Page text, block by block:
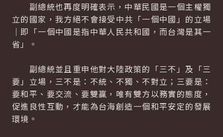
副總統也再度明確表示，中華民國是一個主權獨
立的國家，我方絕不會接受中共「一個中國」的立場
｜即「一個中國是指中華人民共和國，而台灣是其一
省」。
副總統並且重申他對大陸政策的「三不」及「三
要」立場，三不是：不統、不獨、不對立；三要是：
要和平、要交流、要雙贏，唯有雙方以務實的態度，
促進良性互動，才能為台海創造一個和平安定的發展
環境。